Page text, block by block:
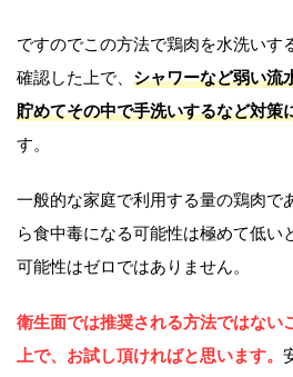
ですのでこの方法で鶏肉を水洗いす
確認した上で、 シャワーなど弱い流
貯めてその中で手洗いするなど対策
す。
一般的な家庭で利用する量の鶏肉で
ら食中毒になる可能性は極めて低い
可能性はゼロではありません。
衛生面では推奨される方法ではない
上で、お試し頂ければと思います。